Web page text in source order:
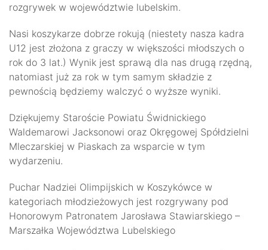
rozgrywek w województwie lubelskim.
Nasi koszykarze dobrze rokują (niestety nasza kadra
U12 jest złożona z graczy w większości młodszych o
rok do 3 lat.) Wynik jest sprawą dla nas drugą rzędną,
natomiast już za rok w tym samym składzie z
pewnością będziemy walczyć o wyższe wyniki.
Dziękujemy Staroście Powiatu Świdnickiego
Waldemarowi Jacksonowi oraz Okręgowej Spółdzielni
Mleczarskiej w Piaskach za wsparcie w tym
wydarzeniu.
Puchar Nadziei Olimpijskich w Koszykówce w
kategoriach młodzieżowych jest rozgrywany pod
Honorowym Patronatem Jarosława Stawiarskiego –
Marszałka Województwa Lubelskiego